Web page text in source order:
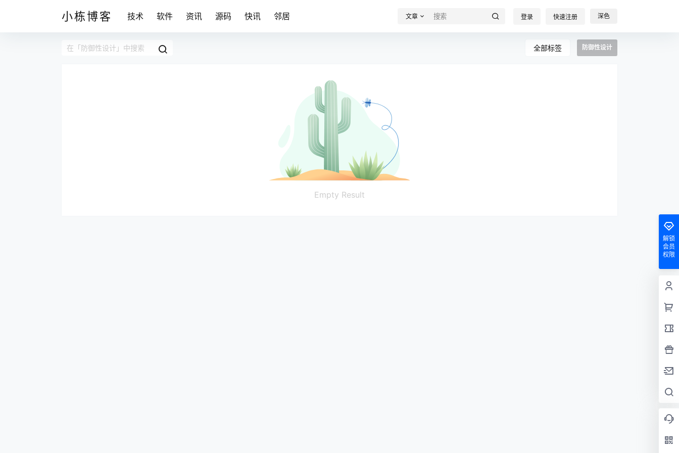
小栋博客 技术 软件 资讯 源码 快讯 邻居 文章 登录 快速注册 深色
全部标签 防御性设计
Empty Result
解锁
会员
权限